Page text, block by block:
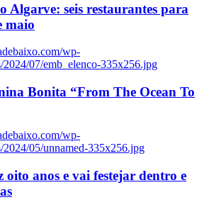
Algarve: seis restaurantes para
maio
wp-
2024/07/emb_elenco-335x256.jpg
Bonita “From The Ocean To
wp-
2024/05/unnamed-335x256.jpg
oito anos e vai festejar dentro e